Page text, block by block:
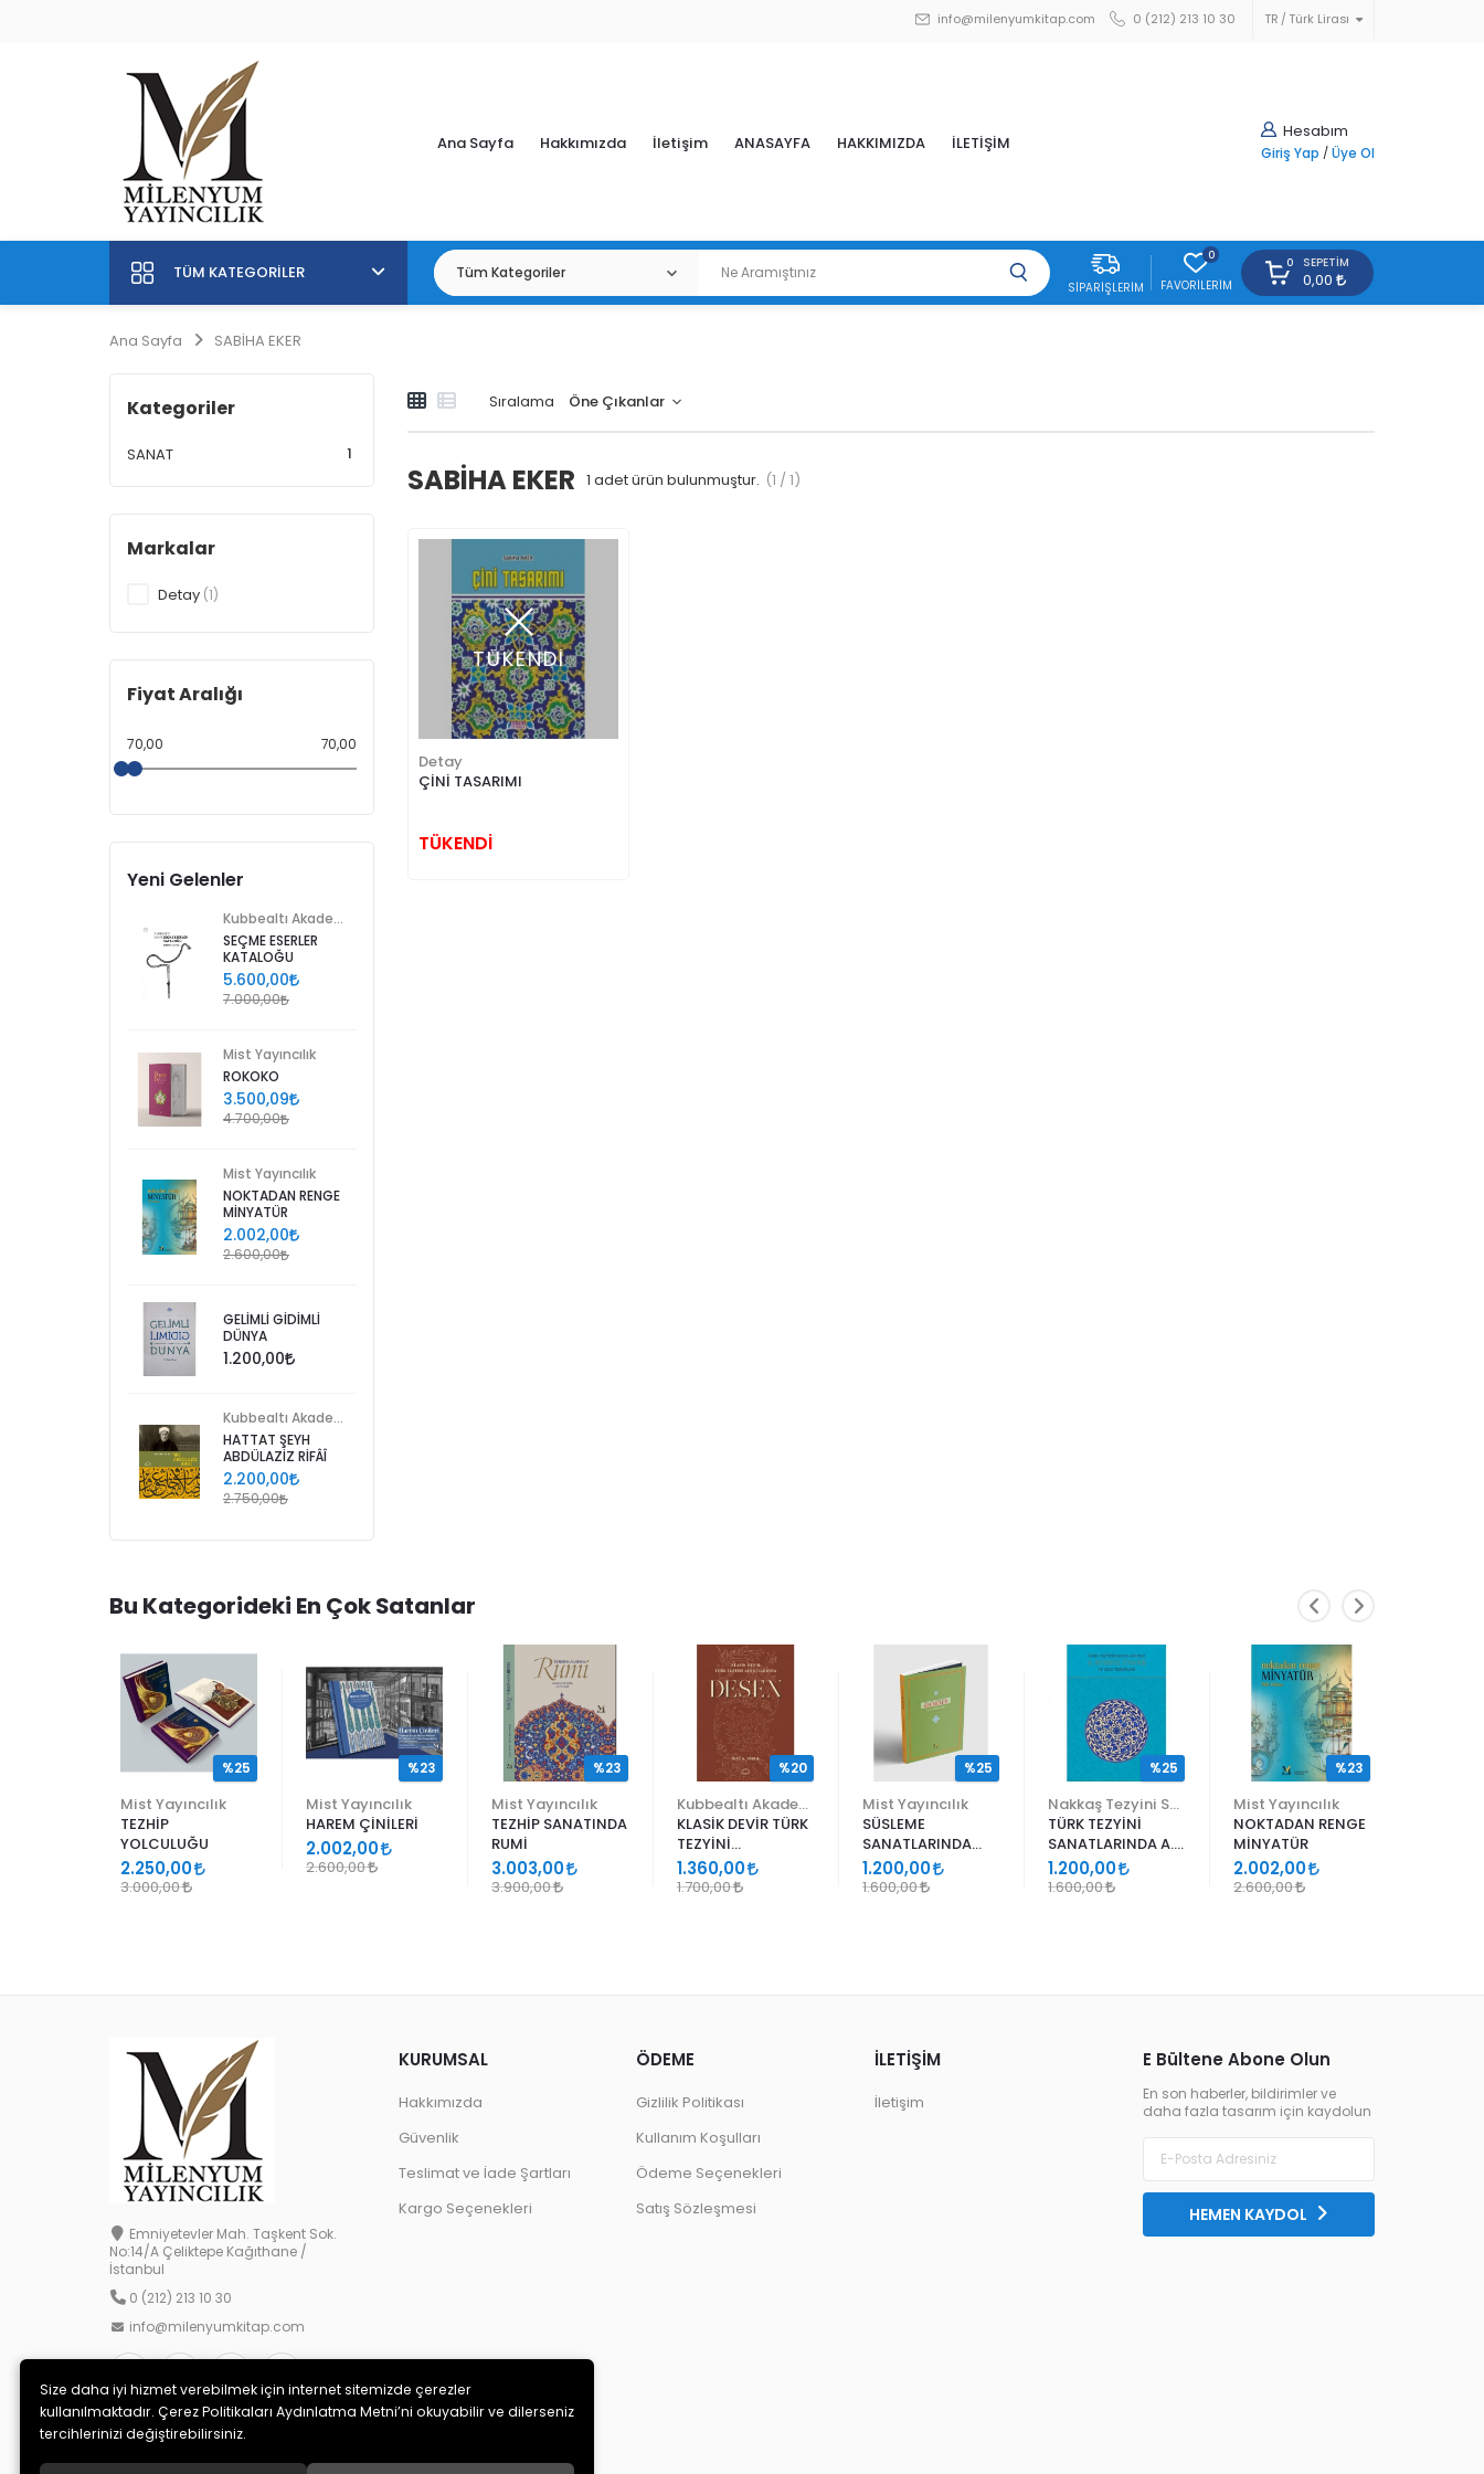
TR Türk Lirası
info@milenyumkitap.com 0 (212) 213 10 30
Hesabım
Giriş Yap / Üye Ol
Ana Sayfa Hakkımızda İletişim ANASAYFA HAKKIMIZDA İLETİŞİM
TÜM KATEGORILER
SIPARIŞLERIM
0
FAVORILERIM
0 SEPETIM
0,00
Ana Sayfa SABİHA EKER
Sıralama
SABİHA EKER 1 adet ürün bulunmuştur. (1 / 1)
TÜKENDİ
Detay
ÇİNİ TASARIMI
TÜKENDİ
Kategoriler
SANAT 1
Markalar
Detay (1)
Fiyat Aralığı
70,00 70,00
Yeni Gelenler
SEÇME ESERLER
KATALOĞU
5.600,00
7.000,00
Mist Yayıncılık
ROKOKO
3.500,09
4.700,00
Mist Yayıncılık
NOKTADAN RENGE
MİNYATÜR
2.002,00
2.600,00
GELİMLİ GİDİMLİ
DÜNYA
1.200,00
HATTAT ŞEYH
ABDÜLAZİZ RİFÂÎ
2.200,00
2.750,00
Bu Kategorideki En Çok Satanlar
Mist Yayıncılık
TEZHİP
YOLCULUĞU
2.250,00
3.000,00
%25
Mist Yayıncılık
HAREM ÇİNİLERİ
2.002,00
2.600,00
%23
Mist Yayıncılık
TEZHİP SANATINDA
RUMİ
3.003,00
3.900,00
%23
KLASİK DEVİR TÜRK
TEZYİNİ
SANATLARINDA
DESEN
1.360,00
1.700,00
%20
Mist Yayıncılık
SÜSLEME
SANATLARINDA
GEÇMELER
1.200,00
1.600,00
%25
TÜRK TEZYİNİ
SANATLARINDA A.
SÜHEYL ÜNVER VE
YENİ TERKİPLERİ
1.200,00
1.600,00
%25
Mist Yayıncılık
NOKTADAN RENGE
MİNYATÜR
2.002,00
2.600,00
%23
Emniyetevler Mah. Taşkent Sok.
No:14/A Çeliktepe Kağıthane /
İstanbul
0 (212) 213 10 30
info@milenyumkitap.com
E Bültene Abone Olun
En son haberler, bildirimler ve
daha fazla tasarım için kaydolun
HEMEN KAYDOL
KURUMSAL
Hakkımızda
Güvenlik
Teslimat ve İade Şartları
Kargo Seçenekleri
ÖDEME
Gizlilik Politikası
Kullanım Koşulları
Ödeme Seçenekleri
Satış Sözleşmesi
İLETİŞİM
İletişim
Size daha iyi hizmet verebilmek için internet sitemizde çerezler
kullanılmaktadır. Çerez Politikaları Aydınlatma Metni’ni okuyabilir ve dilerseniz
tercihlerinizi değiştirebilirsiniz.